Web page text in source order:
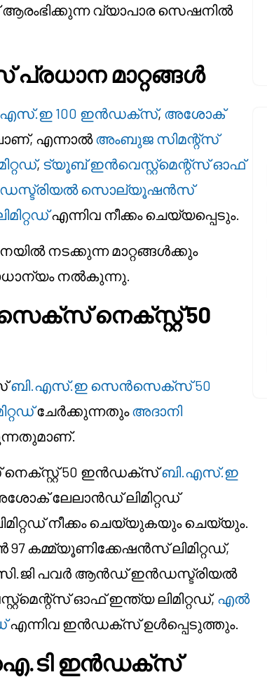
വ്യാപാര സെഷനിൽ
മാറ്റങ്ങൾ
100 ഇൻഡക്സ്, അശോക്
എന്നാൽഅംബുജ സിമന്റ്സ്
, ട്യൂബ് ഇൻവെസ്റ്റ്മെന്റ്സ് ഓഫ്
സൊല്യൂഷൻസ്
എന്നിവ നീക്കം ചെയ്യപ്പെടും.
നടക്കുന്ന മാറ്റങ്ങൾക്കും
നൽകുന്നു.
നെക്സ്റ്റ് 50
ബി.എസ്.ഇ സെൻസെക്സ് 50
ചേർക്കുന്നതുംഅദാനി
50 ഇൻഡക്സ്ബി.എസ്.ഇ
ലേലാൻഡ് ലിമിറ്റഡ്
നീക്കം ചെയ്യുകയും ചെയ്യും.
97 കമ്മ്യൂണിക്കേഷൻസ് ലിമിറ്റഡ്,
സി.ജി പവർ ആൻഡ് ഇൻഡസ്ട്രിയൽ
ഓഫ് ഇന്ത്യ ലിമിറ്റഡ്, എൽ
എന്നിവ ഇൻഡക്സ് ഉൾപ്പെടുത്തും.
ഇൻഡക്സ്